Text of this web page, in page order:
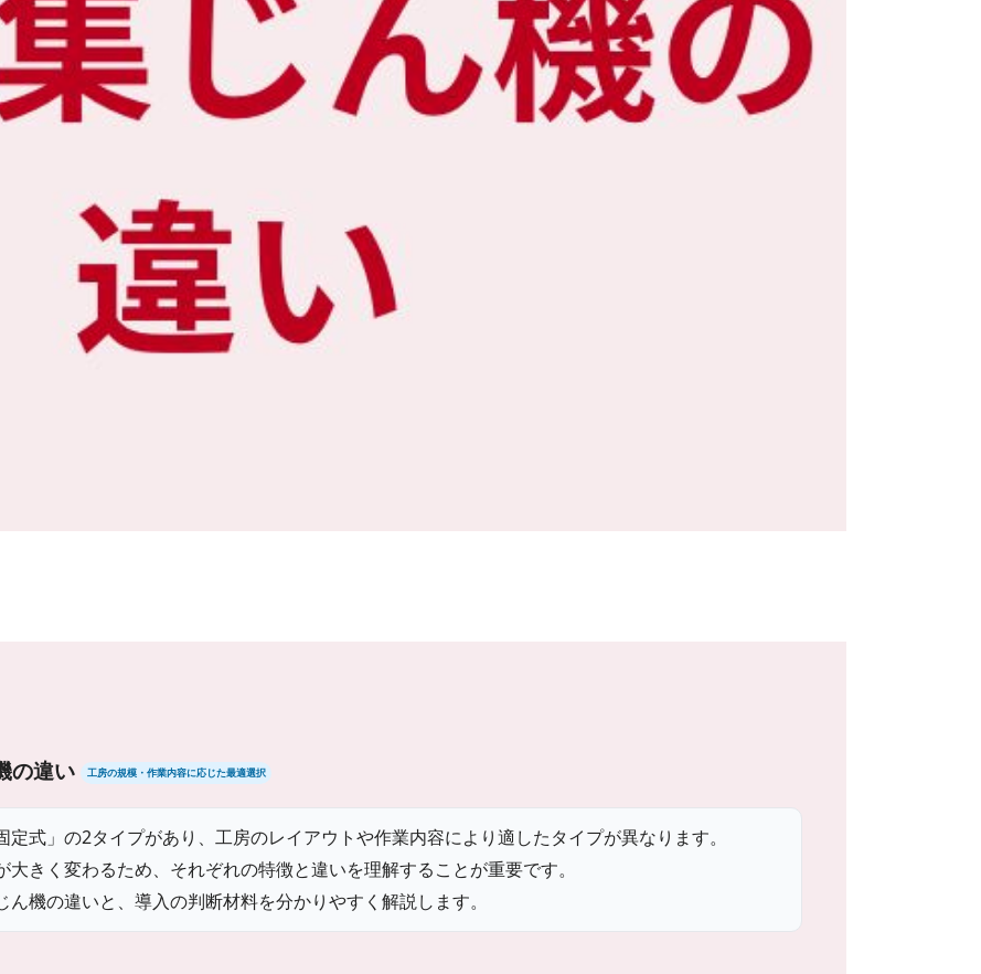
の違い 工房の規模・作業内容に応じた最適選択
式」の2タイプがあり、工房のレイアウトや作業内容により適したタイプが異なります。
きく変わるため、それぞれの特徴と違いを理解することが重要です。
機の違いと、導入の判断材料を分かりやすく解説します。